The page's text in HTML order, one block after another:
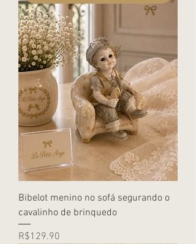
Bibelot menino no sofá segurando o
cavalinho de brinquedo
Price
R$129.90